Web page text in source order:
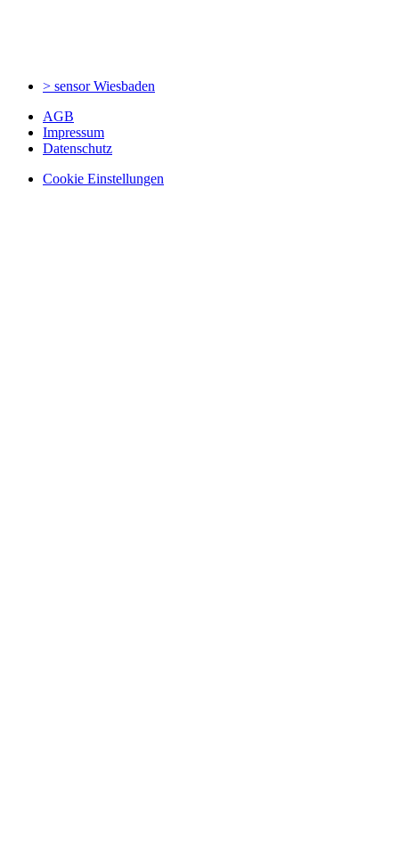
> sensorWiesbaden
AGB
Impressum
Datenschutz
Cookie Einstellungen